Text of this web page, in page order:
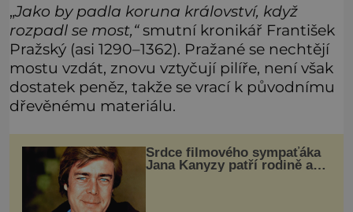
„Jako by padla koruna království, když
rozpadl se most,“smutní kronikář František
Pražský (asi 1290–1362). Pražané se nechtějí
mostu vzdát, znovu vztyčují pilíře, není však
dostatek peněz, takže se vrací k původnímu
dřevěnému materiálu.
Srdce filmového sympaťáka
Jana Kanyzy patří rodině a